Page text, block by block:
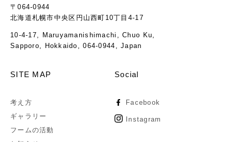
〒064-0944
北海道札幌市中央区円山西町10丁目4-17
10-4-17, Maruyamanishimachi, Chuo Ku,
Sapporo, Hokkaido, 064-0944, Japan
SITE MAP
考え方
ギャラリー
フームの活動
Social
Facebook
Instagram